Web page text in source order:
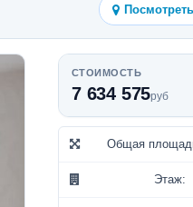
СТОИМОСТЬ
7 634 575руб
Общая
Этаж: